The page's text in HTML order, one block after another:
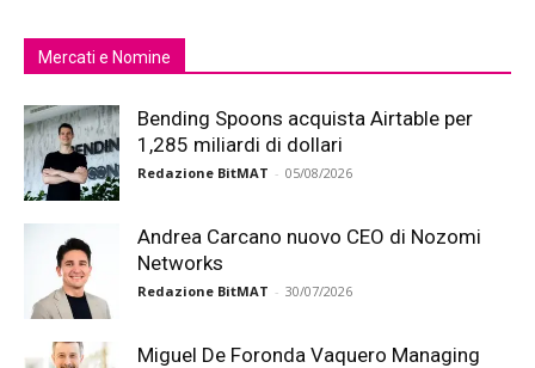
Mercati e Nomine
Bending Spoons acquista Airtable per
1,285 miliardi di dollari
Redazione BitMAT - 05/08/2026
Andrea Carcano nuovo CEO di Nozomi
Networks
Redazione BitMAT - 30/07/2026
Miguel De Foronda Vaquero Managing